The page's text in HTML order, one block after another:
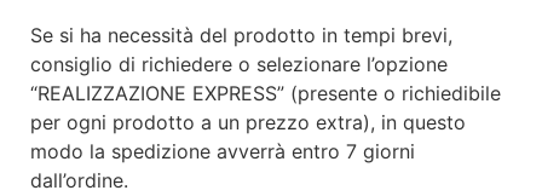
Se si ha necessità del prodotto in tempi brevi,
consiglio di richiedere o selezionare l’opzione
“REALIZZAZIONE EXPRESS” (presente o richiedibile
per ogni prodotto a un prezzo extra), in questo
modo la spedizione avverrà entro 7 giorni
dall’ordine.